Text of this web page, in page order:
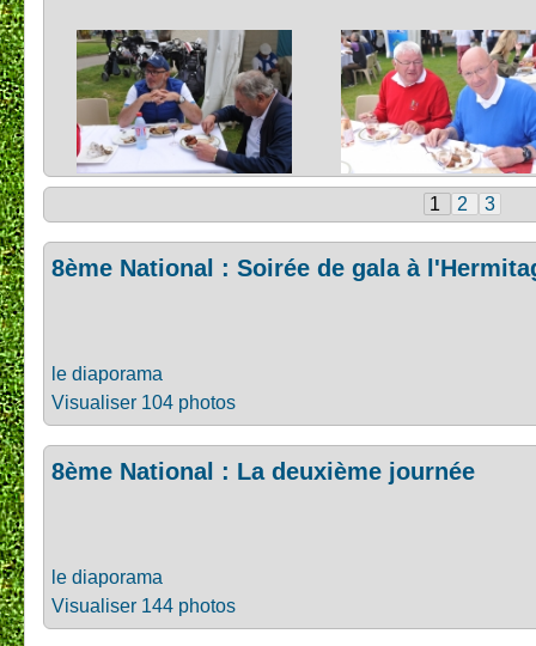
1 2 3
8ème National : Soirée de gala à
le diaporama
Visualiser 104 photos
8ème National : La deuxième journée
le diaporama
Visualiser 144 photos